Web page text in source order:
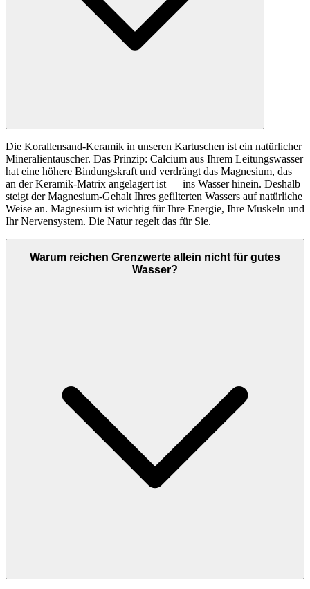
Die Korallensand-Keramik in unseren Kartuschen ist ein natürlicher
Mineralientauscher. Das Prinzip: Calcium aus Ihrem Leitungswasser
hat eine höhere Bindungskraft und verdrängt das Magnesium, das
an der Keramik-Matrix angelagert ist — ins Wasser hinein. Deshalb
steigt der Magnesium-Gehalt Ihres gefilterten Wassers auf natürliche
Weise an. Magnesium ist wichtig für Ihre Energie, Ihre Muskeln und
Ihr Nervensystem. Die Natur regelt das für Sie.
Warum reichen Grenzwerte allein nicht für gutes
Wasser?